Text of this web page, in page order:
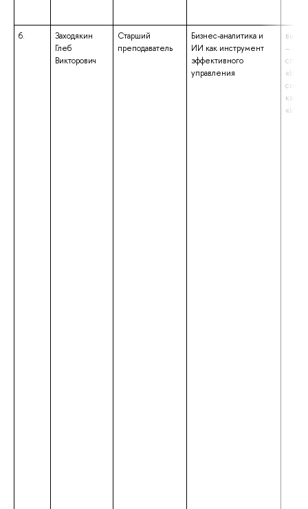
6.
Заходякин
Глеб
Викторович
Старший
преподаватель
Бизнес-аналитика и
ИИ как инструмент
эффективного
управления
–